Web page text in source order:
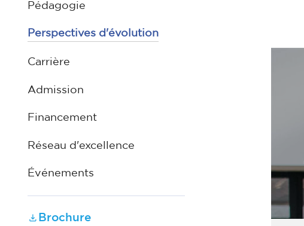
Pédagogie
Perspectives d'évolution
Carrière
Admission
Financement
Réseau d'excellence
Événements
Brochure